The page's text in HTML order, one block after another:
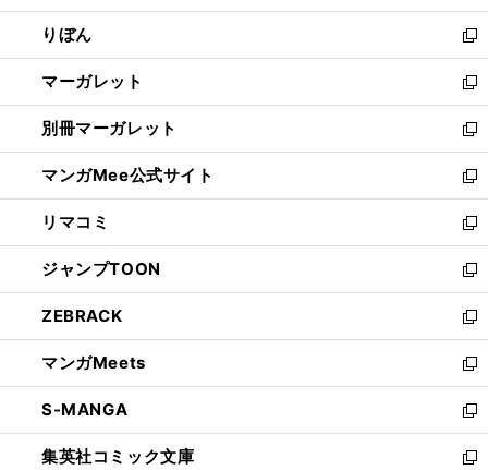
開
く
ウ
で
開
く
ン
ド
ウ
で
開
く
ウ
ィ
ン
ド
ウ
で
開
く
りぼん
新
し
い
ウ
ィ
ン
ド
ウ
で
開
く
マーガレット
新
し
い
ウ
ィ
ン
ド
ウ
で
開
く
別冊マーガレット
新
し
い
ウ
ィ
ン
ド
ウ
で
開
く
マンガMee公式サイト
新
し
い
ウ
ィ
ン
ド
ウ
で
開
く
リマコミ
新
し
い
ウ
ィ
ン
ド
ウ
で
開
く
ジャンプTOON
新
し
い
ウ
ィ
ン
ド
ウ
で
ZEBRACK
新
し
い
ウ
ィ
ン
ド
マンガMeets
新
し
い
ウ
ィ
S-MANGA
新
し
い
集英社コミック文庫 新